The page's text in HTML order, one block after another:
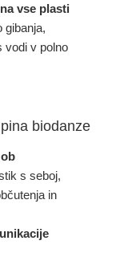
vse plasti
gibanja,
vodi v polno
biodanze
s seboj,
in